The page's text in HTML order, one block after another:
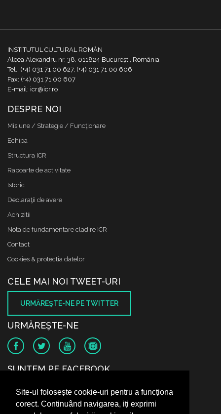
Site-ul folosește cookie-uri pentru a funcționa
corect. Continuând navigarea, iți exprimi
INSTITUTUL CULTURAL ROMÂN
Aleea Alexandru nr. 38, 011824 București, România
Tel.: (+4) 031 71 00 627, (+4) 031 71 00 606
Fax: (+4) 031 71 00 607
E-mail: icr@icr.ro
DESPRE NOI
Misiune / Strategie / Funcţionare
Echipa
Structura ICR
Rapoarte de activitate
Istoric
Declaraţii de avere
Achizitii
Nota de fundamentare cladire ICR
Contact
Cookies & protectia datelor
CELE MAI NOI TWEET-URI
URMĂREŞTE-NE PE TWITTER
URMĂREŞTE-NE
SUNTEM PE FACEBOOK